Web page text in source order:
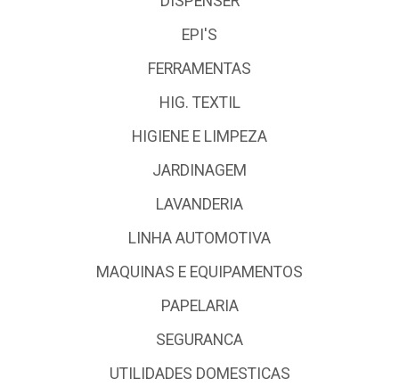
EPI'S
FERRAMENTAS
HIG. TEXTIL
HIGIENE E LIMPEZA
JARDINAGEM
LAVANDERIA
LINHA AUTOMOTIVA
MAQUINAS E EQUIPAMENTOS
PAPELARIA
SEGURANCA
UTILIDADES DOMESTICAS